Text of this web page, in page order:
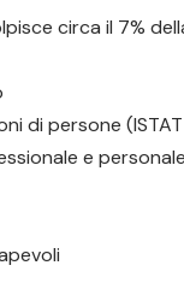
circa il 7%
di persone
e personale